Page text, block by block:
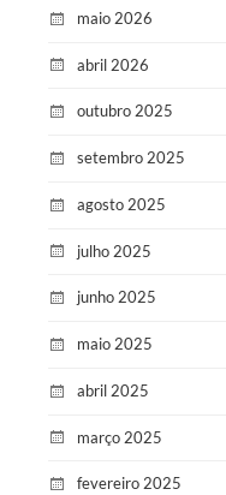
maio 2026
abril 2026
outubro 2025
setembro 2025
agosto 2025
julho 2025
junho 2025
maio 2025
abril 2025
março 2025
fevereiro 2025